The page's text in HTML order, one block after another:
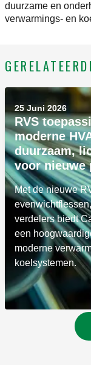
duurzame en
verwarmings- en
25 Juni 2026
RVS
moderne
duurzaam,
voor nieuwe
Met de nieuwe
verdelers biedt
een
moderne
koelsystemen.